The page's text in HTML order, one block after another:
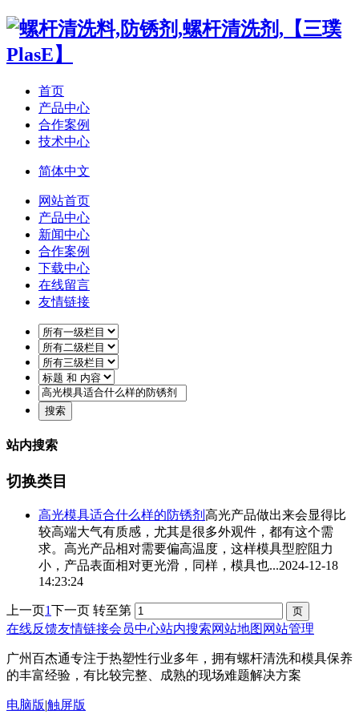
首页
产品中心
合作案例
技术中心
简体中文
网站首页
产品中心
新闻中心
合作案例
下载中心
在线留言
友情链接
站内搜索
切换类目
高光模具适合什么样的防锈剂 高光产品做出来会显得比
较高端大气有质感，尤其是很多外观件，都有这个需
求。高光产品相对需要偏高温度，这样模具型腔阻力
小，产品表面相对更光滑，同样，模具也...2024-12-18
14:23:24
上一页1下一页 转至第
在线反馈友情链接会员中心站内搜索网站地图 网站管理
广州百杰通专注于热塑性行业多年，拥有螺杆清洗和模具保养
的丰富经验，有比较完整、成熟的现场难题解决方案
电脑版|触屏版